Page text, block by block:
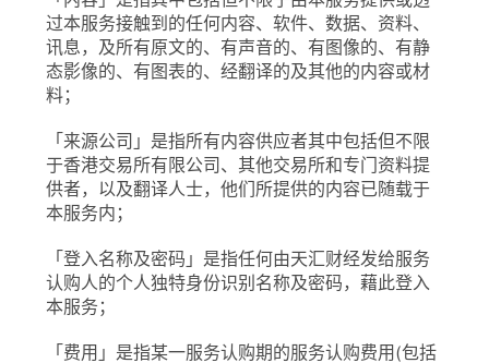
过本服务接触到的任何内容、软件、数据、资料、
讯息，及所有原文的、有声音的、有图像的、有静
态影像的、有图表的、经翻译的及其他的内容或材
料；
「来源公司」是指所有内容供应者其中包括但不限
于香港交易所有限公司、其他交易所和专门资料提
供者，以及翻译人士，他们所提供的内容已随载于
本服务内；
「登入名称及密码」是指任何由天汇财经发给服务
认购人的个人独特身份识别名称及密码，藉此登入
本服务；
「费用」是指某一服务认购期的服务认购费用 (包括